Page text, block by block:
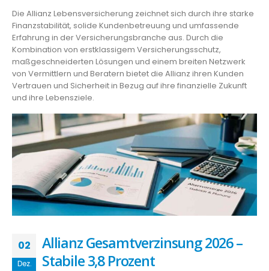
Die Allianz Lebensversicherung zeichnet sich durch ihre starke
Finanzstabilität, solide Kundenbetreuung und umfassende
Erfahrung in der Versicherungsbranche aus. Durch die
Kombination von erstklassigem Versicherungsschutz,
maßgeschneiderten Lösungen und einem breiten Netzwerk
von Vermittlern und Beratern bietet die Allianz ihren Kunden
Vertrauen und Sicherheit in Bezug auf ihre finanzielle Zukunft
und ihre Lebensziele.
02
Dez.
Allianz Gesamtverzinsung 2026 –
Stabile 3,8 Prozent